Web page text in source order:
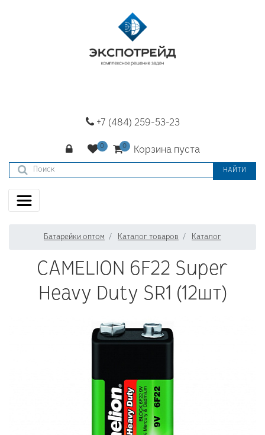
+7 (484) 259-53-23
Корзина пуста
НАЙТИ
Батарейки оптом Каталог товаров Каталог
CAMELION 6F22 Super
Heavy Duty SR1 (12шт)